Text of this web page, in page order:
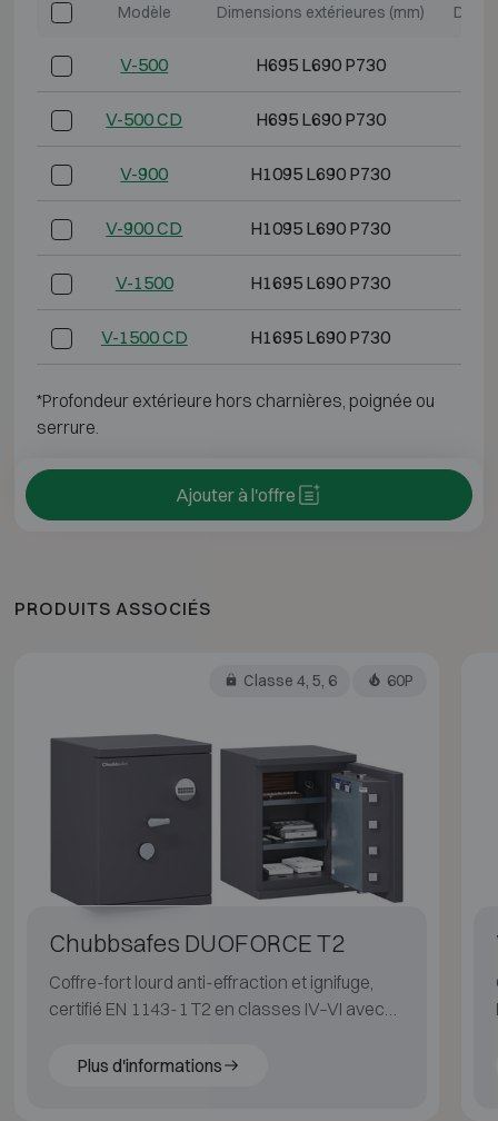
Modèle Dimensions extérieures (mm)
V-500 H695 L690 P730
V-500 CD H695 L690 P730
V-900 H1095 L690 P730
V-900 CD H1095 L690 P730
V-1500 H1695 L690 P730
V-1500 CD H1695 L690 P730
*Profondeur extérieure hors charnières, poignée ou
serrure.
Ajouter à l'offre
PRODUITS ASSOCIÉS
Classe 4, 5, 6 60P
Chubbsafes DUOFORCE T2
Coffre-fort lourd anti-effraction et ignifuge,
certifié EN 1143-1 T2 en classes IV–VI avec
Plus d'informations